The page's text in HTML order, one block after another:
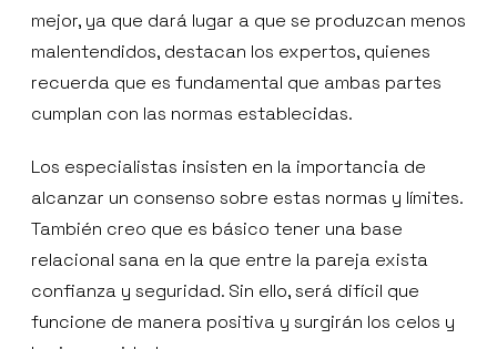
mejor, ya que dará lugar a que se produzcan menos
malentendidos, destacan los expertos, quienes
recuerda que es fundamental que ambas partes
cumplan con las normas establecidas.
Los especialistas insisten en la importancia de
alcanzar un consenso sobre estas normas y límites.
También creo que es básico tener una base
relacional sana en la que entre la pareja exista
confianza y seguridad. Sin ello, será difícil que
funcione de manera positiva y surgirán los celos y